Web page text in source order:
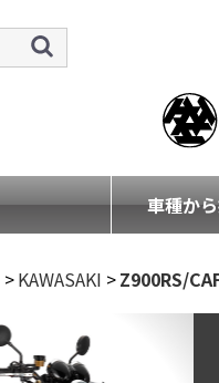
車種か
>KAWASAKI >Z900RS/